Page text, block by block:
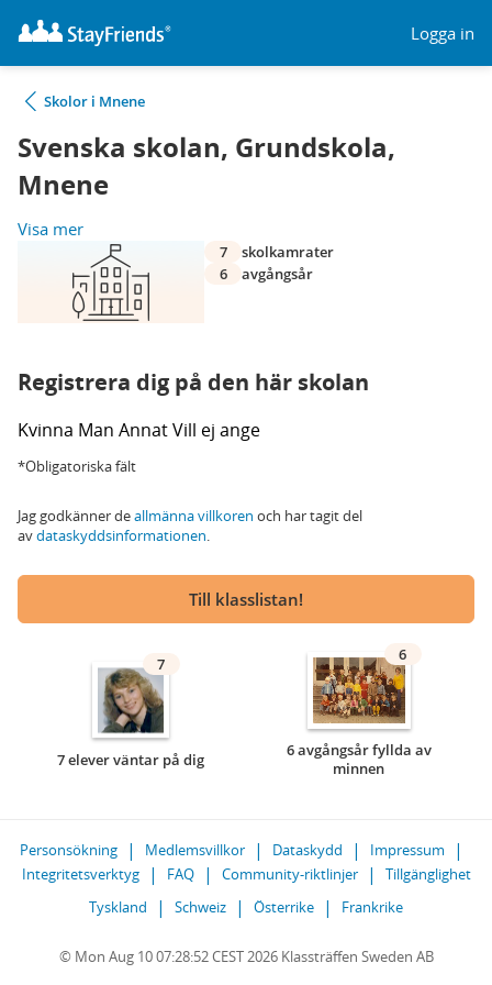
Logga in
Skolor i Mnene
Svenska skolan, Grundskola,
Mnene
Visa mer
7
skolkamrater
6
avgångsår
Registrera dig på den här skolan
Kvinna Man AnnatVill ej ange
*Obligatoriska fält
Jag godkänner deallmänna villkoren och har tagit del
avdataskyddsinformationen.
Till klasslistan!
7
7 elever väntar på dig
6
6 avgångsår fyllda av
minnen
Personsökning Medlemsvillkor Dataskydd
Impressum
Integritetsverktyg
FAQ Community-riktlinjer
Tillgänglighet
Tyskland
Schweiz Österrike Frankrike
© Mon Aug 10 07:28:52 CEST 2026 Klassträffen Sweden AB